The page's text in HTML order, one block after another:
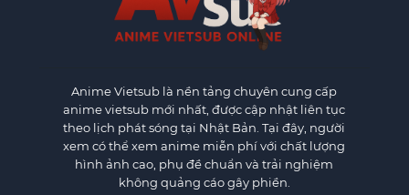
Anime Vietsub là nền tảng chuyên cung cấp
anime vietsub mới nhất, được cập nhật liên tục
theo lịch phát sóng tại Nhật Bản. Tại đây, người
xem có thể xem anime miễn phí với chất lượng
hình ảnh cao, phụ đề chuẩn và trải nghiệm
không quảng cáo gây phiền.